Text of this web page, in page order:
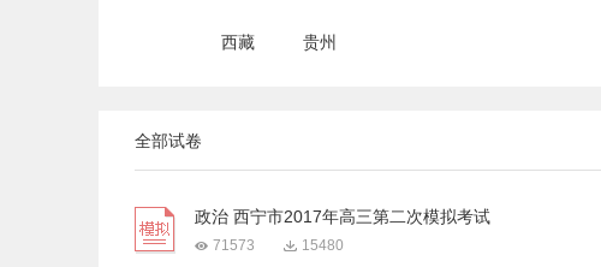
西藏 贵州
全部试卷
政治 西宁市2017年高三第二次模拟考试
71573 15480